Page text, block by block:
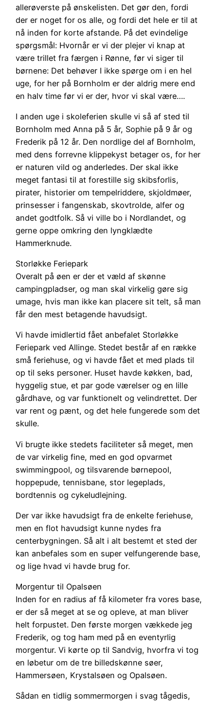
allerøverste på ønskelisten. Det gør den, fordi
der er noget for os alle, og fordi det hele er til at
nå inden for korte afstande. På det evindelige
spørgsmål: Hvornår er vi der plejer vi knap at
være trillet fra færgen i Rønne, før vi siger til
børnene: Det behøver I ikke spørge om i en hel
uge, for her på Bornholm er der aldrig mere end
en halv time før vi er der, hvor vi skal være….
I anden uge i skoleferien skulle vi så af sted til
Bornholm med Anna på 5 år, Sophie på 9 år og
Frederik på 12 år. Den nordlige del af Bornholm,
med dens forrevne klippekyst betager os, for her
er naturen vild og anderledes. Der skal ikke
meget fantasi til at forestille sig skibsforlis,
pirater, historier om tempelriddere, skjoldmøer,
prinsesser i fangenskab, skovtrolde, alfer og
andet godtfolk. Så vi ville bo i Nordlandet, og
gerne oppe omkring den lyngklædte
Hammerknude.
Storløkke Feriepark
Overalt på øen er der et væld af skønne
campingpladser, og man skal virkelig gøre sig
umage, hvis man ikke kan placere sit telt, så man
får den mest betagende havudsigt.
Vi havde imidlertid fået anbefalet Storløkke
Feriepark ved Allinge. Stedet består af en række
små feriehuse, og vi havde fået et med plads til
op til seks personer. Huset havde køkken, bad,
hyggelig stue, et par gode værelser og en lille
gårdhave, og var funktionelt og velindrettet. Der
var rent og pænt, og det hele fungerede som det
skulle.
Vi brugte ikke stedets faciliteter så meget, men
de var virkelig fine, med en god opvarmet
swimmingpool, og tilsvarende børnepool,
hoppepude, tennisbane, stor legeplads,
bordtennis og cykeludlejning.
Der var ikke havudsigt fra de enkelte feriehuse,
men en flot havudsigt kunne nydes fra
centerbygningen. Så alt i alt bestemt et sted der
kan anbefales som en super velfungerende base,
og lige hvad vi havde brug for.
Morgentur til Opalsøen
Inden for en radius af få kilometer fra vores base,
er der så meget at se og opleve, at man bliver
helt forpustet. Den første morgen vækkede jeg
Frederik, og tog ham med på en eventyrlig
morgentur. Vi kørte op til Sandvig, hvorfra vi tog
en løbetur om de tre billedskønne søer,
Hammersøen, Krystalsøen og Opalsøen.
Sådan en tidlig sommermorgen i svag tågedis,